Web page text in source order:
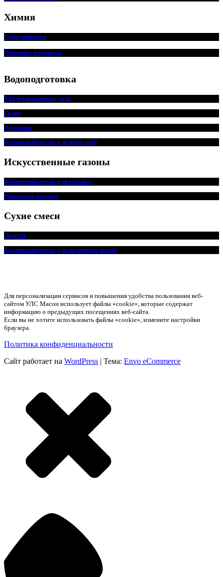
Химия
Сода пищевая
Перекись водорода
Водоподготовка
Таблетированная соль
Галит
Аргиллит
Кварцевый песок для фильтров
Искусственные газоны
Кварцевый песок для газонов
Резиновая крошка
Сухие смеси
Цемент
Кварцевый песок для наливных полов
Для персонализации сервисов и повышения удобства пользования веб-
сайтом УЛС Масон использует файлы «cookie», которые содержат
информацию о предыдущих посещениях веб-сайта.
Если вы не хотите использовать файлы «cookie», измените настройки
браузера.
Политика конфиденциальности
Сайт работает на WordPress | Тема: Envo eCommerce